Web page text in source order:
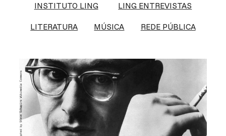
INSTITUTO LING LING ENTREVISTAS
LITERATURA MÚSICA REDE PÚBLICA